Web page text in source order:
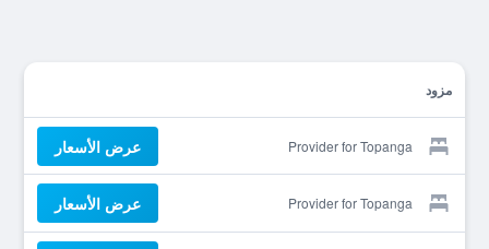
مزود
Provider for Topanga عرض الأسعار
Provider for Topanga عرض الأسعار